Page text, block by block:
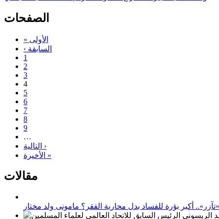
الصفحات
« الأولى
‹ السابقة
1
2
3
4
5
6
7
8
9
…
التالية ›
الأخيرة »
مقالات
أكبر بؤرة للفساد بدل محاربة الفقر؟ مامونى ولد مختار